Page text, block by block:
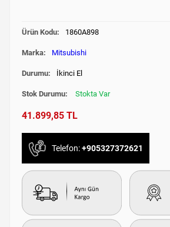
Ürün Kodu: 1860A898
Marka: Mitsubishi
Durumu: İkinci El
Stok Durumu: Stokta Var
41.899,85 TL
Telefon:+905327372621